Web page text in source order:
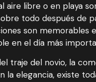
aire libre o en playa
todo después de
son memorables
en el día más
traje del novio, la
la elegancia, existe